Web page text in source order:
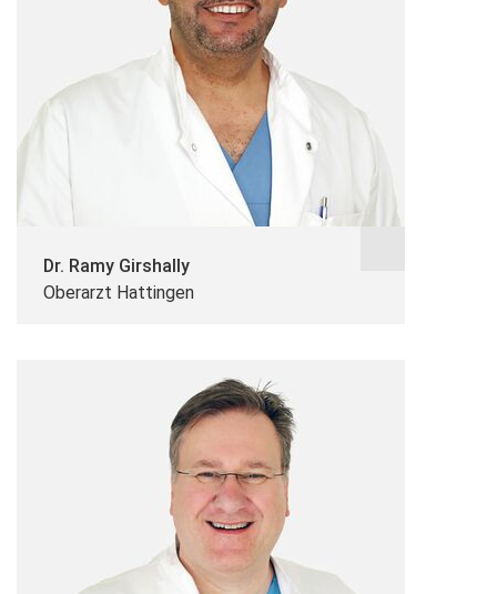
Dr. Ramy Girshally
Oberarzt Hattingen